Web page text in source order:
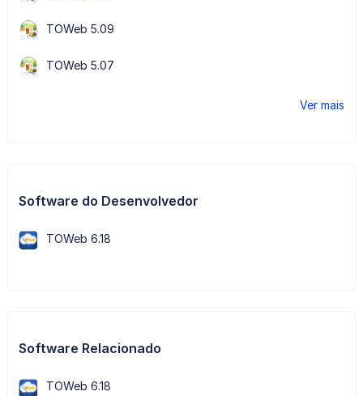
TOWeb 5.09
TOWeb 5.07
Ver mais
Software do Desenvolvedor
TOWeb 6.18
Software Relacionado
TOWeb 6.18